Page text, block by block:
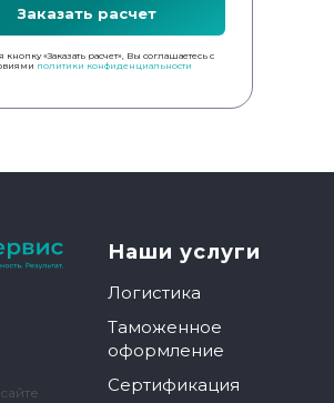
«Заказать расчет», Вы соглашаетесь с
политики конфиденциальности
Заказать расчет
Наши услуги
Логистика
Таможенное
оформление
Сертификация